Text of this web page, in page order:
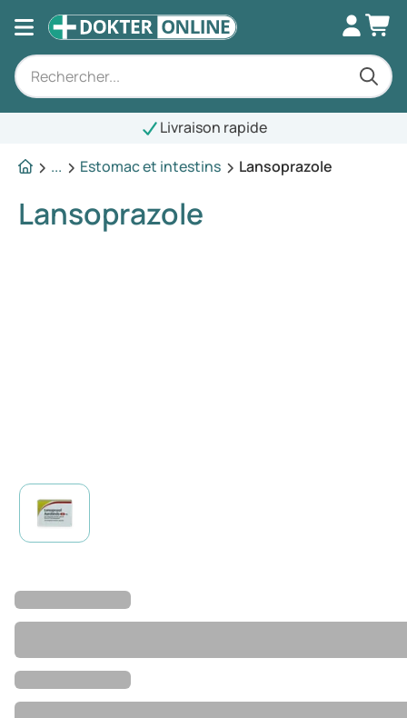
Livraison rapide
...
Estomac et intestins Lansoprazole
Lansoprazole